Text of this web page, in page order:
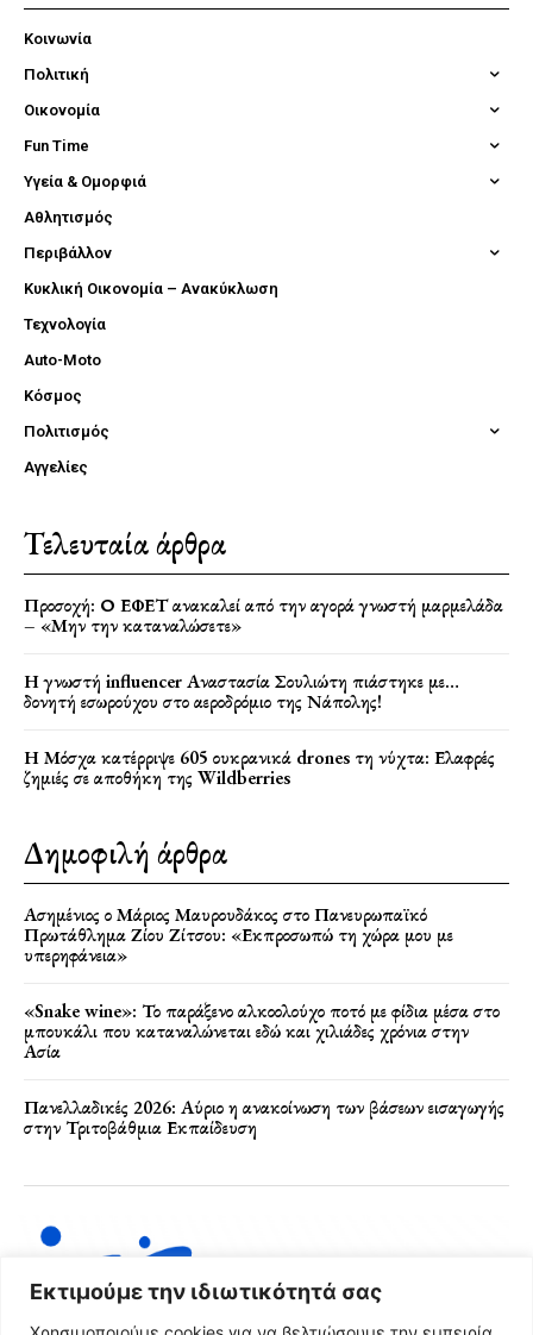
Εκτιμούμε την ιδιωτικότητά σας
Κοινωνία
Πολιτική
Οικονομία
Fun Time
Υγεία & Ομορφιά
Αθλητισμός
Περιβάλλον
Κυκλική Οικονομία – Ανακύκλωση
Τεχνολογία
Auto-Moto
Κόσμος
Πολιτισμός
Αγγελίες
Τελευταία άρθρα
Προσοχή: Ο ΕΦΕΤ ανακαλεί από την αγορά γνωστή μαρμελάδα
– «Μην την καταναλώσετε»
Η γνωστή influencer Αναστασία Σουλιώτη πιάστηκε με…
δονητή εσωρούχου στο αεροδρόμιο της Νάπολης!
Η Μόσχα κατέρριψε 605 ουκρανικά drones τη νύχτα: Ελαφρές
ζημιές σε αποθήκη της Wildberries
Δημοφιλή άρθρα
Ασημένιος ο Μάριος Μαυρουδάκος στο Πανευρωπαϊκό
Πρωτάθλημα Ζίου Ζίτσου: «Εκπροσωπώ τη χώρα μου με
υπερηφάνεια»
«Snake wine»: Το παράξενο αλκοολούχο ποτό με φίδια μέσα στο
μπουκάλι που καταναλώνεται εδώ και χιλιάδες χρόνια στην
Ασία
Πανελλαδικές 2026: Αύριο η ανακοίνωση των βάσεων εισαγωγής
στην Τριτοβάθμια Εκπαίδευση